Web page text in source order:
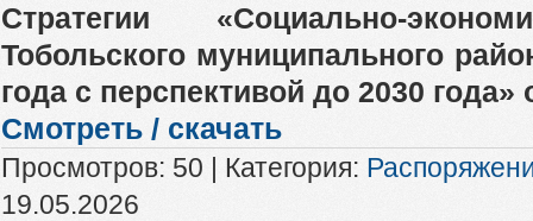
Стратегии «Социально-
Тобольского муниципального
года с перспективой до 2030
Смотреть / скачать
Просмотров: 50 | Категория:
19.05.2026